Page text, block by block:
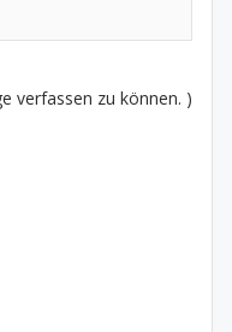
verfassen zu können. )